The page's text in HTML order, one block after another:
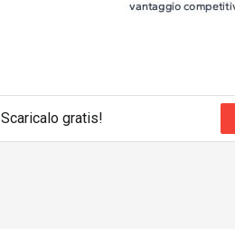
Scaricalo gratis!